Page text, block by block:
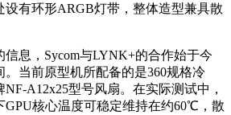
设有环形ARGB灯带，整体造型兼具散
息，Sycom与LYNK+的合作始于今
当前原型机所配备的是360规格冷
A12x25型号风扇。在实际测试中，
GPU核心温度可稳定维持在约60℃，散